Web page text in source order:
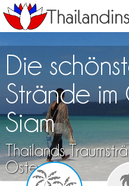
Die
Strände
Siam
Thailands
Osten